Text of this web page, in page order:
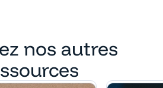
nos autres